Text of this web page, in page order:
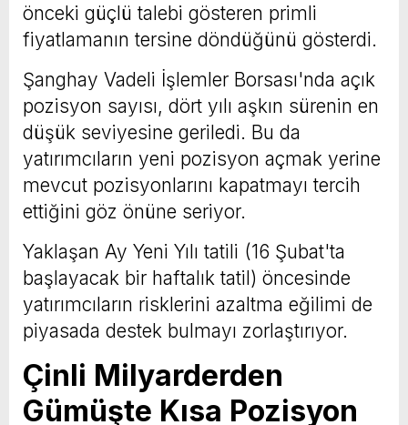
önceki güçlü talebi gösteren primli
fiyatlamanın tersine döndüğünü gösterdi.
Şanghay Vadeli İşlemler Borsası'nda açık
pozisyon sayısı, dört yılı aşkın sürenin en
düşük seviyesine geriledi. Bu da
yatırımcıların yeni pozisyon açmak yerine
mevcut pozisyonlarını kapatmayı tercih
ettiğini göz önüne seriyor.
Yaklaşan Ay Yeni Yılı tatili (16 Şubat'ta
başlayacak bir haftalık tatil) öncesinde
yatırımcıların risklerini azaltma eğilimi de
piyasada destek bulmayı zorlaştırıyor.
Çinli Milyarderden
Gümüşte Kısa Pozisyon